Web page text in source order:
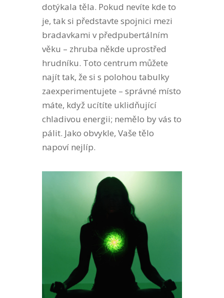
dotýkala těla. Pokud nevíte kde to
je, tak si představte spojnici mezi
bradavkami v předpubertálním
věku – zhruba někde uprostřed
hrudníku. Toto centrum můžete
najít tak, že si s polohou tabulky
zaexperimentujete – správné místo
máte, když ucítíte uklidňující
chladivou energii; nemělo by vás to
pálit. Jako obvykle, Vaše tělo
napoví nejlíp.